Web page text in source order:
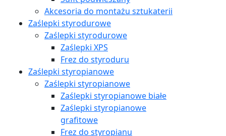
Akcesoria do montażu sztukaterii
Zaślepki styrodurowe
Zaślepki styrodurowe
Zaślepki XPS
Frez do styroduru
Zaślepki styropianowe
Zaślepki styropianowe
Zaślepki styropianowe białe
Zaślepki styropianowe
grafitowe
Frez do styropianu